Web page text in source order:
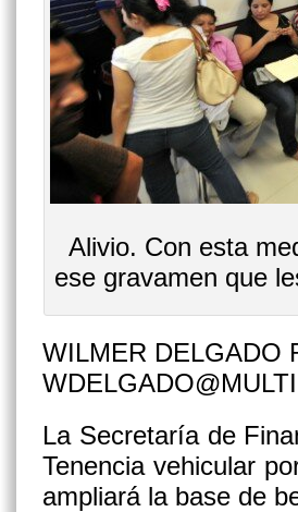
Alivio. Con esta
ese gravamen que
WILMER DELGADO
La Secretaría de
Tenencia vehicular
ampliará la base de